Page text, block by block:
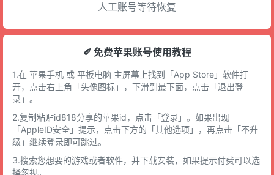
人工账号等待恢复
✐ 免费苹果账号使用教程
1.在 苹果手机 或 平板电脑 主屏幕上找到「App Store」软件打
开，点击右上角「头像图标」，下滑到最下面，点击「退出登
录」。
2.复制粘贴id818分享的苹果id，点击「登录」。如果出现
「AppleID安全」提示，点击下方的「其他选项」，再点击「不升
级」继续登录即可跳过。
3.搜索您想要的游戏或者软件，并下载安装，如果提示付费可以选
择忽视。